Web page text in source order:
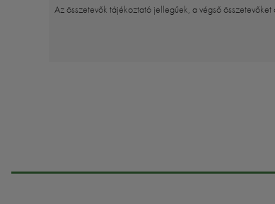
Az összetevők tájékoztató jellegűek, a végső